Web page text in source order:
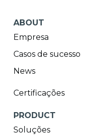
ABOUT
Empresa
Casos de sucesso
News
Certificações
PRODUCT
Soluções